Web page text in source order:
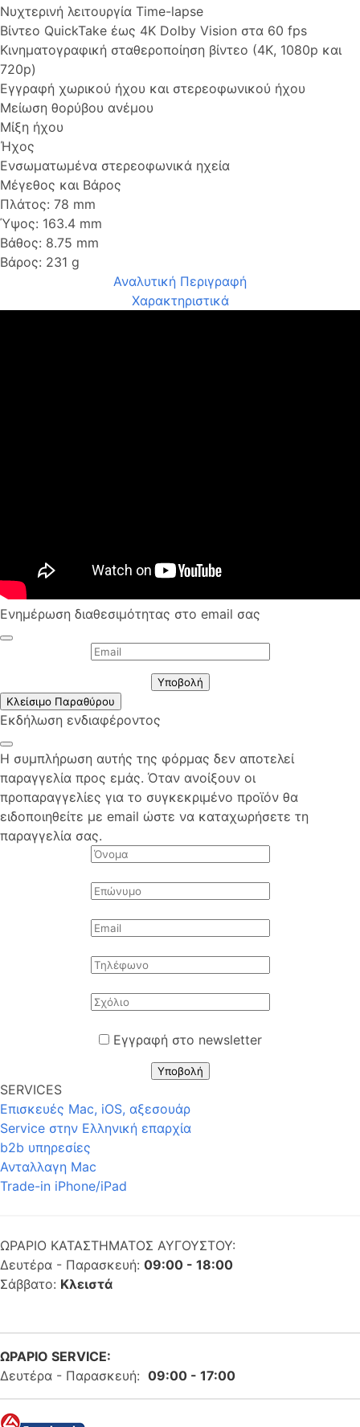
Νυχτερινή λειτουργία Time-lapse
Βίντεο QuickTake έως 4K Dolby Vision στα 60 fps
Κινηματογραφική σταθεροποίηση βίντεο (4K, 1080p και
720p)
Εγγραφή χωρικού ήχου και στερεοφωνικού ήχου
Μείωση θορύβου ανέμου
Μίξη ήχου
Ήχος
Ενσωματωμένα στερεοφωνικά ηχεία
Μέγεθος και Βάρος
Πλάτος: 78 mm
Ύψος: 163.4 mm
Βάθος: 8.75 mm
Βάρος: 231 g
Αναλυτική Περιγραφή
Χαρακτηριστικά
Ενημέρωση διαθεσιμότητας στο email σας
Υποβολή
Κλείσιμο Παραθύρου
Εκδήλωση ενδιαφέροντος
Η συμπλήρωση αυτής της φόρμας δεν αποτελεί
παραγγελία προς εμάς. Όταν ανοίξουν οι
προπαραγγελίες για το συγκεκριμένο προϊόν θα
ειδοποιηθείτε με email ώστε να καταχωρήσετε τη
παραγγελία σας.
Εγγραφή στο newsletter
Υποβολή
SERVICES
Επισκευές Mac, iOS, αξεσουάρ
Service στην Eλληνική επαρχία
b2b υπηρεσίες
Ανταλλαγη Mac
Trade-in iPhone/iPad
ΩΡΑΡΙΟ ΚΑΤΑΣΤΗΜΑΤΟΣ ΑΥΓΟΥΣΤΟΥ:
Δευτέρα - Παρασκευή: 09:00 - 18:00
Σάββατο: Κλειστά
ΩΡΑΡΙΟ SERVICE:
Δευτέρα - Παρασκευή: 09:00 - 17:00